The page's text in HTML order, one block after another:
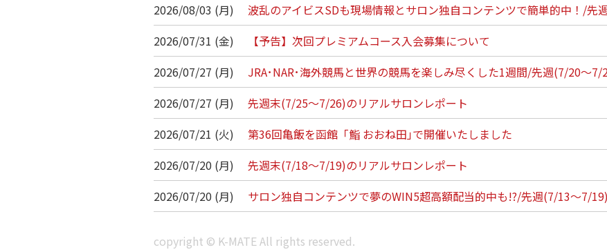
2026/08/03 (月)
波乱のアイビスSDも現場情報とサロン独自コンテンツで簡単的中！/
2026/07/31 (金)
【予告】次回プレミアムコース入会募集について
2026/07/27 (月)
JRA･NAR･海外競馬と世界の競馬を楽しみ尽くした1週間/先週(7/20～
2026/07/27 (月)
先週末(7/25～7/26)のリアルサロンレポート
2026/07/21 (火)
第36回亀飯を函館「鮨 おおね田｣で開催いたしました
2026/07/20 (月)
先週末(7/18～7/19)のリアルサロンレポート
2026/07/20 (月)
サロン独自コンテンツで夢のWIN5超高額配当的中も!?/先週(7/13～7/
copyright © K-MATE All rights reserved.